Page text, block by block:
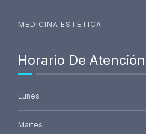
MEDICINA ESTÉTICA
Horario De Atención
Lunes
Martes